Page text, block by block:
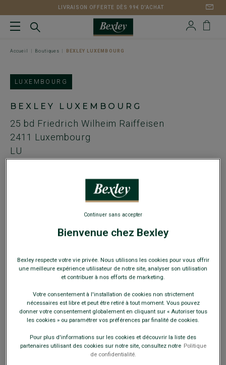
LIVRAISON OFFERTE DÈS 99€ D'ACHAT
Accueil Boutiques BEXLEY LUXEMBOURG
LUXEMBOURG
BEXLEY LUXEMBOURG
25 bd Friedrich Wilheim Raiffeisen
2411 Luxembourg
LU
+352 27 93 13 21
luxembourg@bexley.fr
Lundi au Vendredi9h00 - 20h00
Fermé le 15 août
VOUS Y TROUVEREZ
Costumes
Chemises, pulls, polos, pantalons
Trench, manteau, blousons, doudounes
Maroquinerie, accessoires mode
Bienvenue chez Bexley
Bexley respecte votre vie privée. Nous utilisons les cookies pour vous offrir
une meilleure expérience utilisateur de notre site, analyser son utilisation
et contribuer à nos efforts de marketing.
Votre consentement à l'installation de cookies non strictement
nécessaires est libre et peut être retiré à tout moment. Vous pouvez
donner votre consentement globalement en cliquant sur « Autoriser tous
les cookies » ou paramétrer vos préférences par finalité de cookies.
Pour plus d'informations sur les cookies et découvrir la liste des
partenaires utilisant des cookies sur notre site, consultez notre Politique
de confidentialité.
Continuer sans accepter